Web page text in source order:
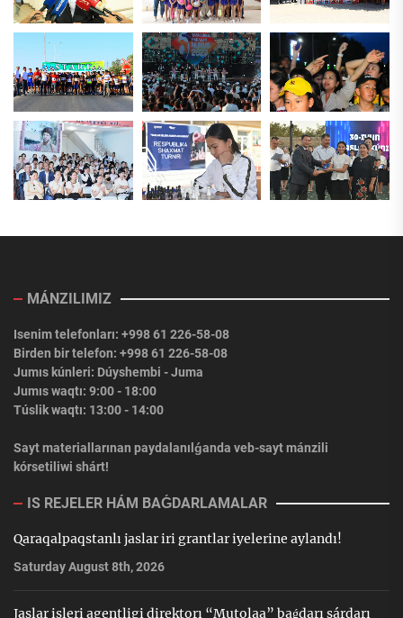
MÁNZILIMIZ
Isenim telefonları: +998 61 226-58-08
Birden bir telefon: +998 61 226-58-08
Jumıs kúnleri: Dúyshembi - Juma
Jumıs waqtı: 9:00 - 18:00
Túslik waqtı: 13:00 - 14:00
Sayt materiallarınan paydalanılǵanda veb-sayt mánzili
kórsetiliwi shárt!
IS REJELER HÁM BAǴDARLAMALAR
Qaraqalpaqstanlı jaslar iri grantlar iyelerine aylandı!
Saturday August 8th, 2026
Jaslar isleri agentligi direktorı “Mutolaa” baǵdarı sárdarı